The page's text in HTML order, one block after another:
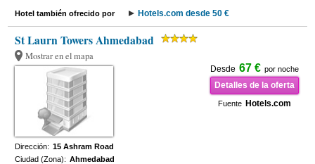
Hotel también ofrecido por Hotels.com desde 50 €
St Laurn Towers Ahmedabad
Mostrar en el mapa
Desde 67 € por noche
Detalles de la oferta
Fuente Hotels.com
Dirección: 15 Ashram Road
Ciudad (Zona): Ahmedabad